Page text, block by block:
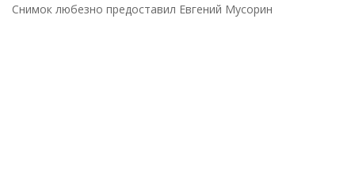
Снимок любезно предоставил Евгений Мусорин